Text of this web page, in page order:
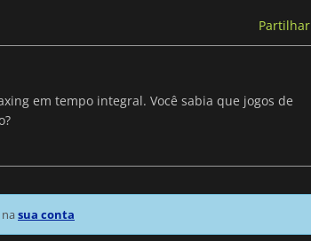
Partilhar
em tempo integral. Você sabia que jogos de
sua conta